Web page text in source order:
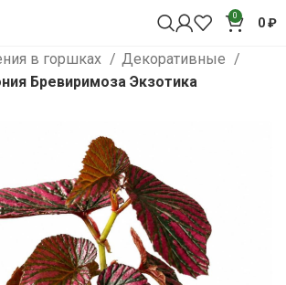
0 0₽
в горшках
Декоративные
Бревиримоза Экзотика